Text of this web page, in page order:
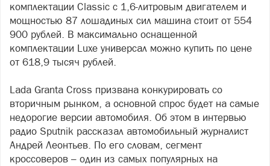
комплектации Classic с 1,6-литровым двигателем и
мощностью 87 лошадиных сил машина стоит от 554
900 рублей. В максимально оснащенной
комплектации Luxe универсал можно купить по цене
от 618,9 тысяч рублей.
Lada Granta Cross призвана конкурировать со
вторичным рынком, а основной спрос будет на самые
недорогие версии автомобиля. Об этом в интервью
радио Sputnik рассказал автомобильный журналист
Андрей Леонтьев. По его словам, сегмент
кроссоверов – один из самых популярных на